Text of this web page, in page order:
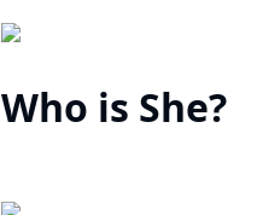
Who is She?